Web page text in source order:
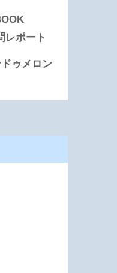
レポート
ゥメロン